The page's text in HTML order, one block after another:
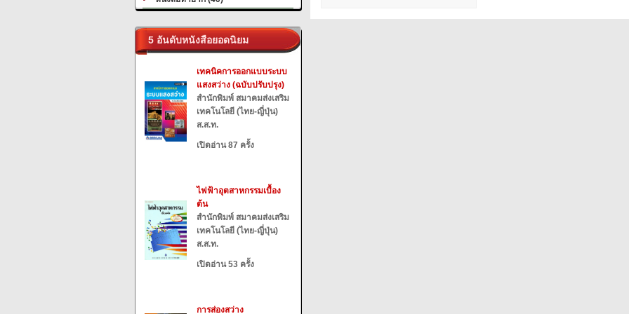
5 อันดับหนังสือยอดนิยม
เทคนิคการออกแบบระบบ
แสงสว่าง (ฉบับปรับปรุง)
สำนักพิมพ์ สมาคมส่งเสริม
เทคโนโลยี (ไทย-ญี่ปุ่น)
ส.ส.ท.
เปิดอ่าน 87 ครั้ง
ไฟฟ้าอุตสาหกรรมเบื้อง
ต้น
สำนักพิมพ์ สมาคมส่งเสริม
เทคโนโลยี (ไทย-ญี่ปุ่น)
ส.ส.ท.
เปิดอ่าน 53 ครั้ง
การส่องสว่าง